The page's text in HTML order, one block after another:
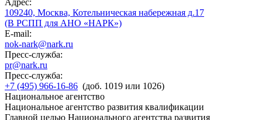
Адрес:
109240, Москва, Котельническая набережная д.17
(В РСПП для АНО «НАРК»)
E-mail:
nok-nark@nark.ru
Пресс-служба:
pr@nark.ru
Пресс-служба:
+7 (495) 966-16-86 (доб. 1019 или 1026)
Национальное агентство
Национальное агентство развития квалификации
Главной целью Национального агентства развития